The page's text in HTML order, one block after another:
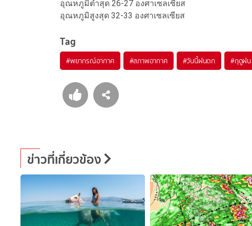
อุณหภูมิต่ำสุด 26-27 องศาเซลเซียส
อุณหภูมิสูงสุด 32-33 องศาเซลเซียส
Tag
#พยากรณ์อากาศ #สภาพอากาศ #วันนี้ฝนตก #ฤดูฝน
ข่าวที่เกี่ยวข้อง